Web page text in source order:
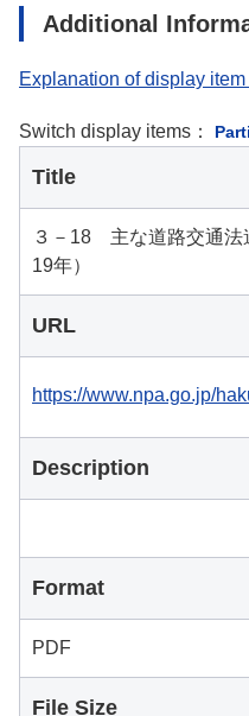
Additional
Explanation of display
Switch display items：
Title
３－18 主な道路交通法
19年）
URL
https://www.npa.go.jp/
Description
Format
PDF
File Size